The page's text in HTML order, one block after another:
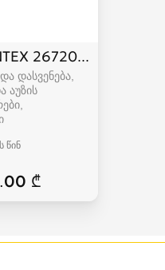
26720 427 x 107 სმ
დასვენება,
აუზის
წინ
₾